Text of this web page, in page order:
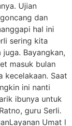
Ujian
dan
hal ini
sering kita
Bayangkan,
masuk bulan
kecelakaan. Saat
ini nanti
ibunya untuk
guru Serli.
Umat l